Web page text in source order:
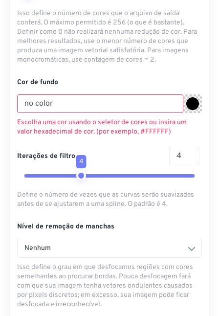
Isso define o número de cores que o arquivo de saída
conterá. O máximo permitido é 256 (o que é bastante).
Definir como 0 não realizará nenhuma redução de cor. Para
melhores resultados, use o menor número de cores que
produza uma imagem vetorial satisfatória. Para imagens
monocromáticas, use contagem de cores = 2.
Cor de fundo
Escolha uma cor usando o seletor de cores ou insira um
valor hexadecimal de cor. (por exemplo, #FFFFFF)
Iterações de filtro
4
Define o número de vezes que as curvas serão suavizadas
antes de se ajustarem a uma spline. O padrão é 4.
Nível de remoção de manchas
Nenhum
Isso define o grau em que desfocamos regiões com cores
semelhantes ao procurar bordas. Pouca desfocagem fará
com que sua imagem tenha vetores ondulantes causados ​​
por pixels discretos; em excesso, sua imagem pode ficar
desfocada e irreconhecível.